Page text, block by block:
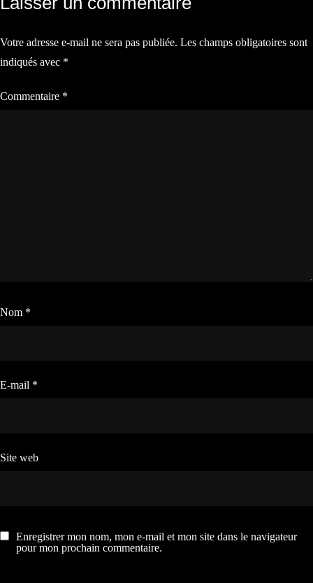
de
l’article
Votre adresse e-mail ne sera pas publiée. Les champs obligatoires sont
indiqués avec *
Commentaire *
Nom *
E-mail *
Site web
Enregistrer mon nom, mon e-mail et mon site dans le navigateur
pour mon prochain commentaire.